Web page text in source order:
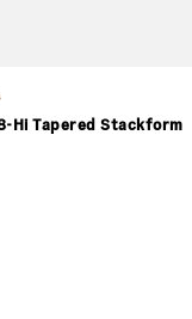
Hi Tapered Stackform